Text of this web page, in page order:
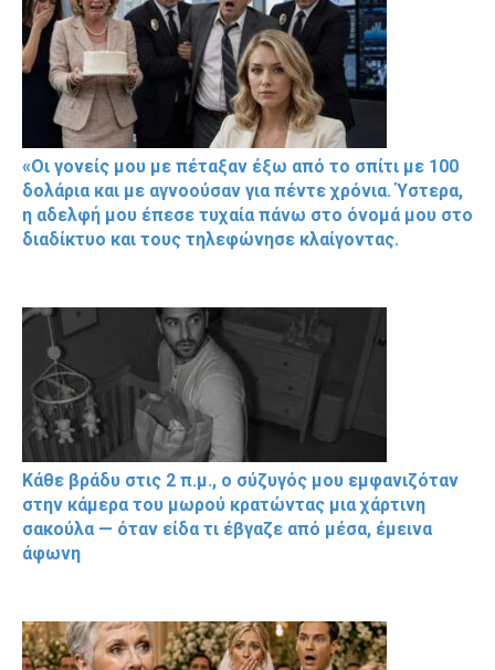
«Οι γονείς μου με πέταξαν έξω από το σπίτι με 100
δολάρια και με αγνοούσαν για πέντε χρόνια. Ύστερα,
η αδελφή μου έπεσε τυχαία πάνω στο όνομά μου στο
διαδίκτυο και τους τηλεφώνησε κλαίγοντας.
Κάθε βράδυ στις 2 π.μ., ο σύζυγός μου εμφανιζόταν
στην κάμερα του μωρού κρατώντας μια χάρτινη
σακούλα — όταν είδα τι έβγαζε από μέσα, έμεινα
άφωνη